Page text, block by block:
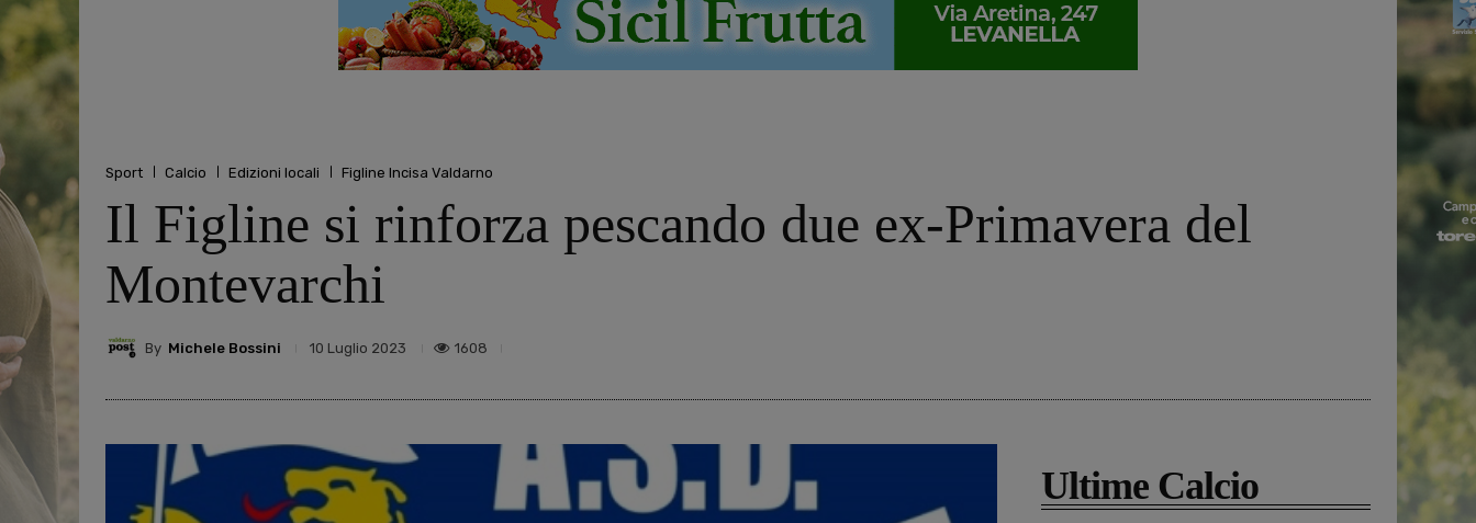
Sport Calcio Edizioni locali Figline Incisa Valdarno
Il Figline si rinforza pescando due ex-Primavera del
Montevarchi
By Michele Bossini 10 Luglio 2023 1608
Ultime Calcio